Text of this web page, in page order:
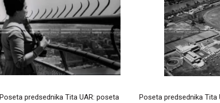
Poseta predsednika Tita UAR: poseta
Poseta predsednika Tita